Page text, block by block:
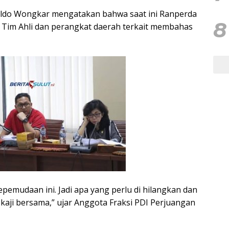
Wongkar mengatakan bahwa saat ini Ranperda
Ahli dan perangkat daerah terkait membahas
ini. Jadi apa yang perlu di hilangkan dan
bersama,” ujar Anggota Fraksi PDI Perjuangan
8